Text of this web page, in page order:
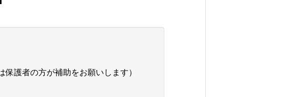
保護者の方が補助をお願いします）